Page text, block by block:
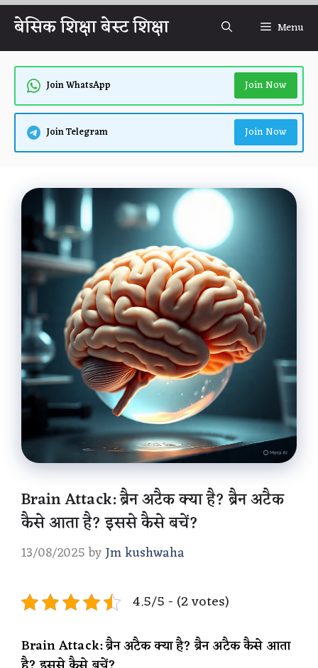
Skip
content
बेसिक शिक्षा बेस्ट शिक्षा Menu
Join WhatsApp Join Now
Join Telegram Join Now
Brain Attack: ब्रैन अटैक क्या है? ब्रैन अटैक
कैसे आता है? इससे कैसे बचें?
13/08/2025 byJm kushwaha
4.5/5 - (2 votes)
Brain Attack: ब्रैन अटैक क्या है? ब्रैन अटैक कैसे आता